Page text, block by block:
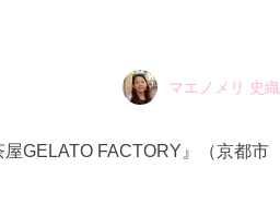
マエノメリ 史織
GELATO FACTORY』（京都市